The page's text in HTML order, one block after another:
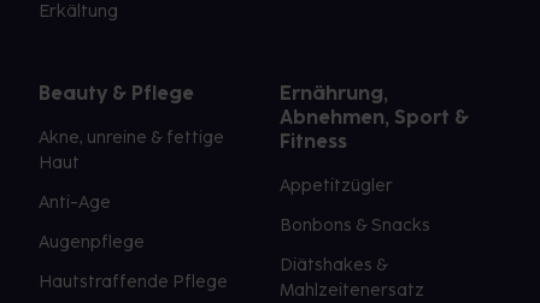
Erkältung
Beauty & Pflege
Akne, unreine & fettige
Haut
Anti-Age
Augenpflege
Hautstraffende Pflege
Ernährung,
Abnehmen, Sport &
Fitness
Appetitzügler
Bonbons & Snacks
Diätshakes &
Mahlzeitenersatz